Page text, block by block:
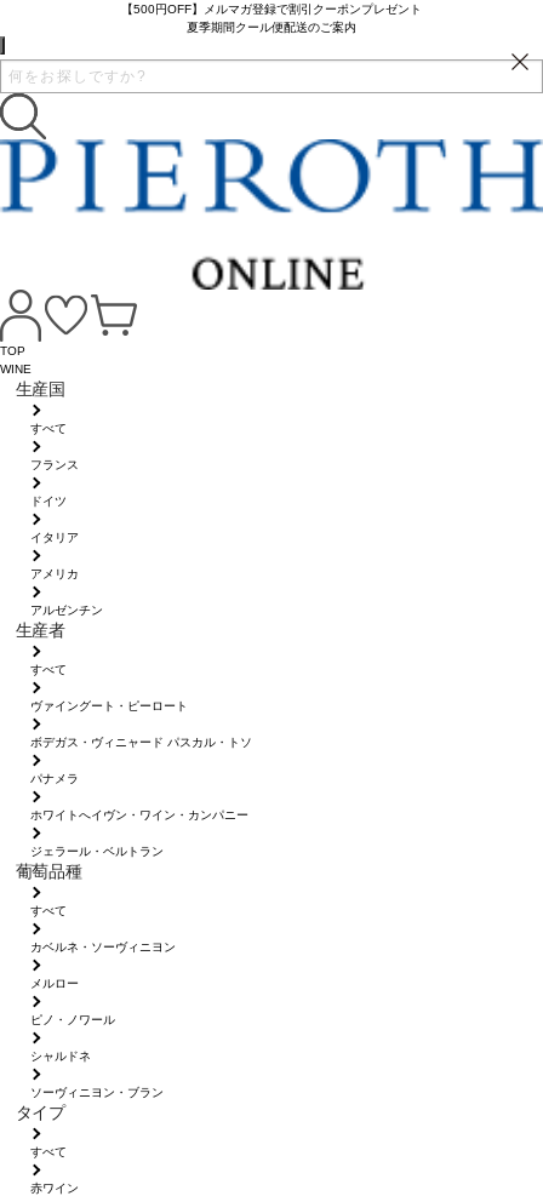
【500円OFF】メルマガ登録で割引クーポンプレゼント
夏季期間クール便配送のご案内
TOP
WINE
生産国
すべて
フランス
ドイツ
イタリア
アメリカ
アルゼンチン
生産者
すべて
ヴァイングート・ピーロート
ボデガス・ヴィニャード パスカル・トソ
パナメラ
ホワイトへイヴン・ワイン・カンパニー
ジェラール・ベルトラン
葡萄品種
すべて
カベルネ・ソーヴィニヨン
メルロー
ピノ・ノワール
シャルドネ
ソーヴィニヨン・ブラン
タイプ
すべて
赤ワイン